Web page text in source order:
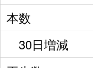
本数
30日増減